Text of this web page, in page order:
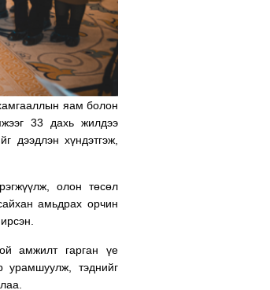
яам болон
33 дахь жилдээ
дээдлэн хүндэтгэж,
олон төсөл
амьдрах орчин
амжилт гарган үе
урамшуулж, тэднийг